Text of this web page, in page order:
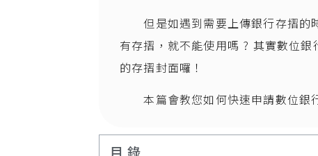
但是如遇到需要上傳銀行存摺的
有存摺，就不能使用嗎 ? 其實數位
的存摺封面囉！
本篇會教您如何快速申請數位銀
目錄